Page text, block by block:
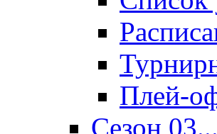
Плей-
Сезон 03...